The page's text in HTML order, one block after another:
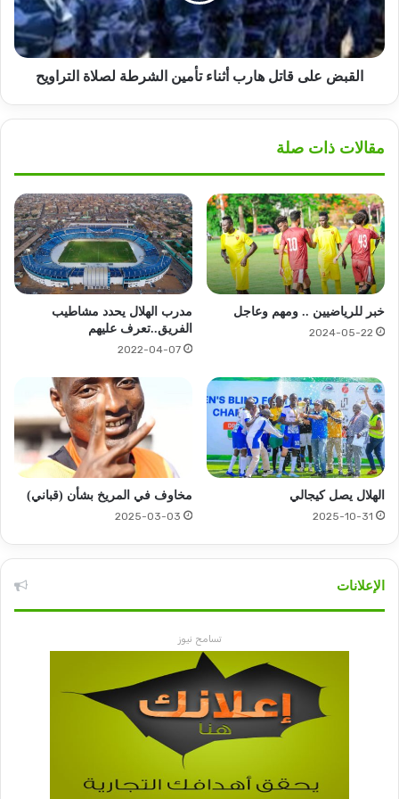
الشرطة
لصلاة
التراويح
القبض على قاتل هارب أثناء تأمين الشرطة لصلاة التراويح
مقالات ذات صلة
خبر للرياضيين .. ومهم وعاجل
2024-05-22
مدرب الهلال يحدد مشاطيب
الفريق..تعرف عليهم
2022-04-07
الهلال يصل كيجالي
2025-10-31
مخاوف في المريخ بشأن (قباني)
2025-03-03
الإعلانات
تسامح نيوز